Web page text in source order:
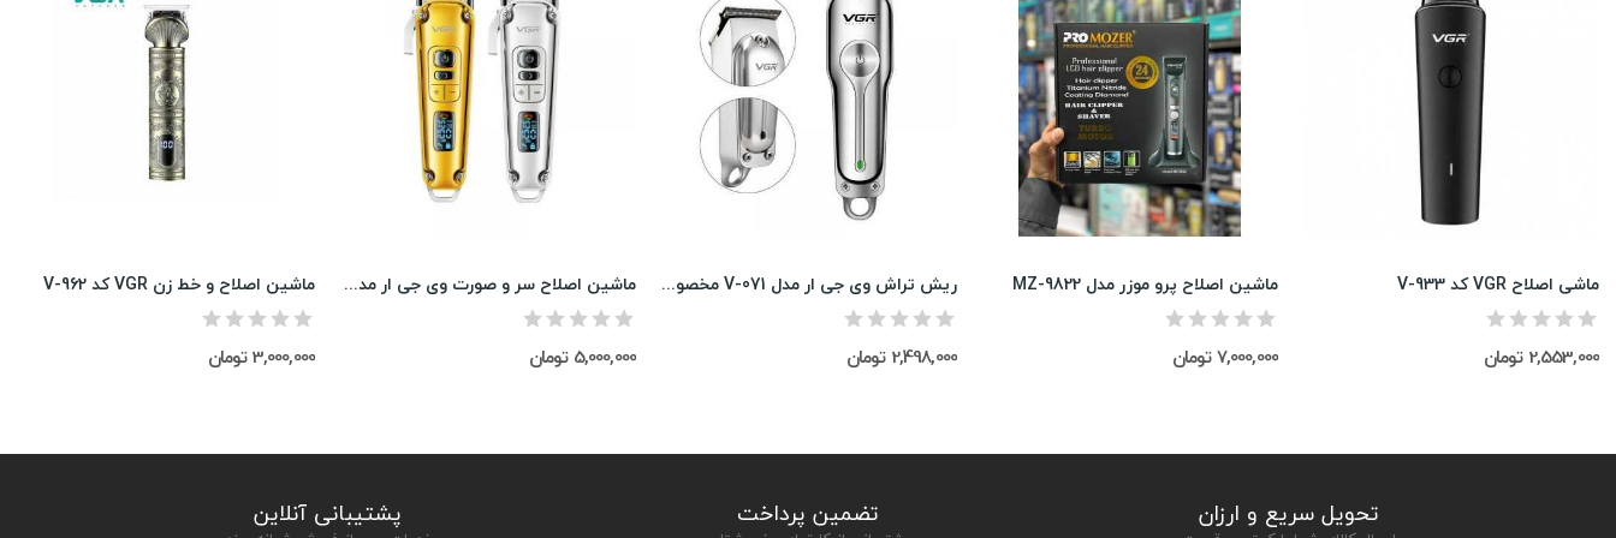
ماشین اصلاح و خط زن VGR کد V-962
3,000,000 تومان
ماشین اصلاح سر و صورت وی جی ار مدل V-006
5,000,000 تومان
ریش تراش وی جی ار مدل V-071 مخصوص موی سر و صورت
2,498,000 تومان
ماشین اصلاح پرو موزر مدل MZ-9822
7,000,000 تومان
ماشی اصلاح VGR کد V-933
2,553,000 تومان
تحویل سریع و ارزان تضمین پرداخت پشتیبانی آنلاین